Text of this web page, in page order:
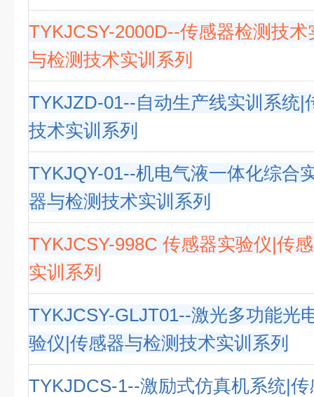
TYKJCSY-2000D--传感器检测技
与检测技术实训系列
TYKJZD-01--自动生产线实训系统|
技术实训系列
TYKJQY-01--机电气液一体化综合
器与检测技术实训系列
TYKJCSY-998C 传感器实验仪|传
实训系列
TYKJCSY-GLJT01--激光多功能光
验仪|传感器与检测技术实训系列
TYKJDCS-1--激励式仿真机系统|